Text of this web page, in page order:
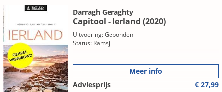
Darragh Geraghty
Capitool - Ierland (2020)
Uitvoering: Gebonden
Status: Ramsj
Meer info
Adviesprijs
€ 27,99